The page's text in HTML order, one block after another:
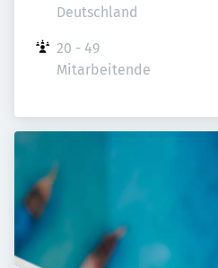
Deutschland
20 - 49
Mitarbeitende